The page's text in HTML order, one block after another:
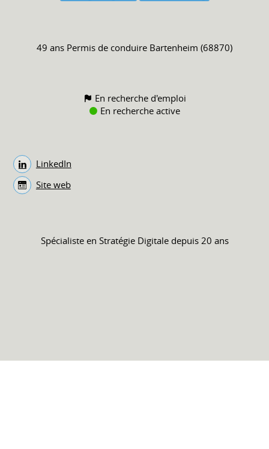
49 ans Permis de conduire Bartenheim (68870)
En recherche d'emploi
En recherche active
LinkedIn
Site web
Spécialiste en Stratégie Digitale depuis 20 ans